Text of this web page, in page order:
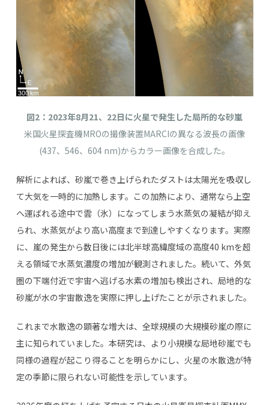
図2 ： 2023年8月21、 22日に火星で発生した局所的な砂嵐
米国火星探査機MROの撮像装置MARCIの異なる波長の画像
(437、 546、 604 nm)からカラー画像を合成した。
解析によれば、砂嵐で巻き上げられたダストは太陽光を吸収し
て大気を一時的に加熱します。この加熱により、通常なら上空
へ運ばれる途中で雲（氷）になってしまう水蒸気の凝結が抑え
られ、水蒸気がより高い高度まで到達しやすくなります。実際
に、嵐の発生から数日後には北半球高緯度域の高度40 kmを超
える領域で水蒸気濃度の増加が観測されました。続いて、外気
圏の下端付近で宇宙へ逃げる水素の増加も検出され、局地的な
砂嵐が水の宇宙散逸を実際に押し上げたことが示されました。
これまで水散逸の顕著な増大は、全球規模の大規模砂嵐の際に
主に知られていました。本研究は、より小規模な局地砂嵐でも
同様の過程が起こり得ることを明らかにし、火星の水散逸が特
定の季節に限られない可能性を示しています。